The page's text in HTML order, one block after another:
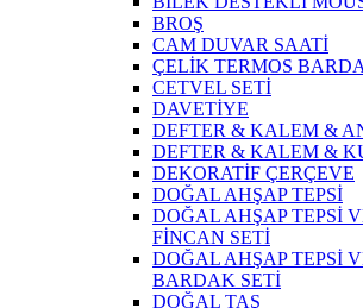
BROŞ
CAM DUVAR SAATİ
ÇELİK TERMOS
CETVEL SETİ
DAVETİYE
DEFTER & KALEM &
DEFTER & KALEM &
DEKORATİF ÇERÇEVE
DOĞAL AHŞAP TEPSİ
DOĞAL AHŞAP TEPSİ
FİNCAN SETİ
DOĞAL AHŞAP TEPSİ
BARDAK SETİ
DOĞAL TAŞ